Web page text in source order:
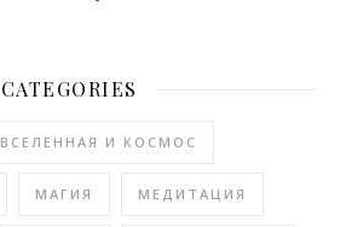
CATEGORIES
ВСЕЛЕННАЯ И КОСМОС
МАГИЯ МЕДИТАЦИЯ